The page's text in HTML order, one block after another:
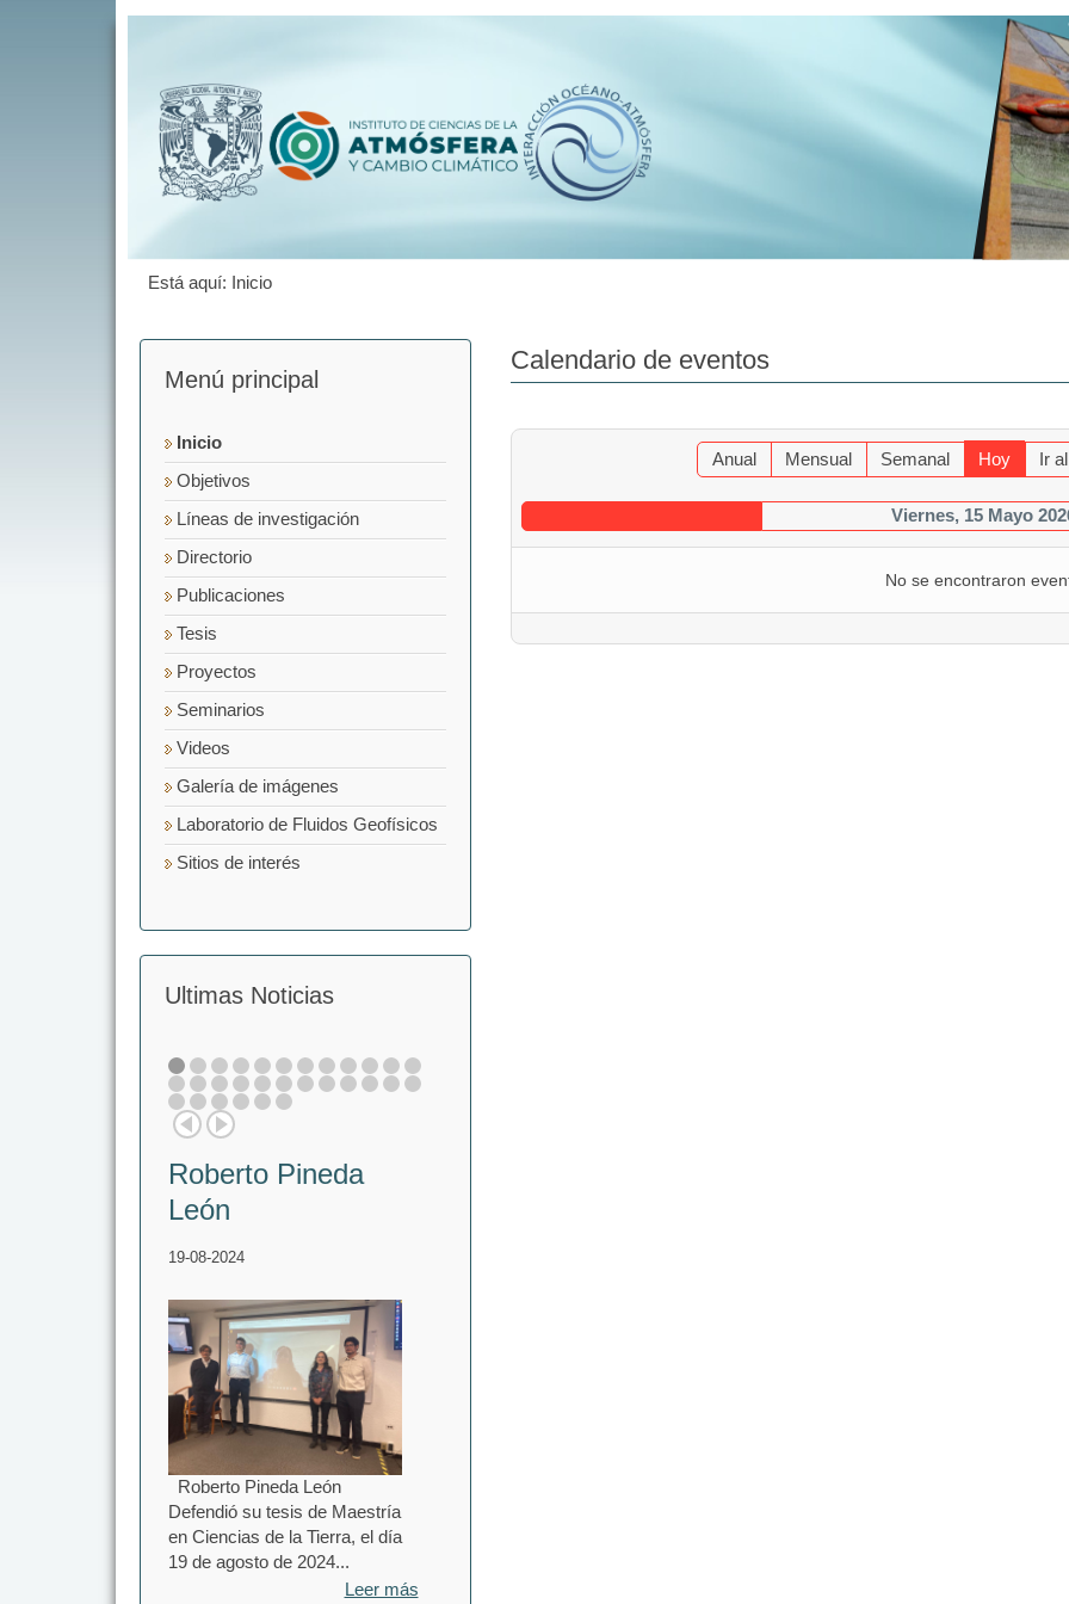
Está aquí: Inicio
Menú principal
Inicio
Objetivos
Líneas de investigación
Directorio
Publicaciones
Tesis
Proyectos
Seminarios
Videos
Galería de imágenes
Laboratorio de Fluidos Geofísicos
Sitios de interés
Ultimas Noticias
Calendario de eventos
Anual Mensual Semanal Hoy Ir
Viernes, 15 Mayo
No se encontraron